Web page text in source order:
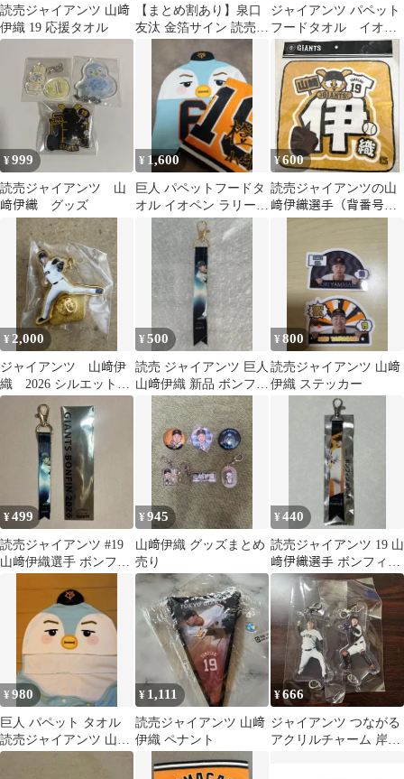
読売ジャイアンツ 山﨑
伊織 19 応援タオル
【まとめ割あり】泉口
友汰 金箔サイン 読売ジ
ジャイアンツ パペット
フードタオル イオペ
ン 山﨑伊織
¥999
読売ジャイアンツ 山
﨑伊織 グッズ
¥ 1,600
巨人 パペットフードタ
オル イオペン ラリータ
オル 読売ジャイアンツ
山﨑伊織
¥600
読売ジャイアンツの山
﨑伊織選手（背番号
19）のミニタオル
¥ 2,000
ジャイアンツ 山﨑伊
織 2026 シルエットピ
ンバッジクラブジャイ
アンツ
¥500
読売 ジャイアンツ 巨人
山﨑伊織 新品 ボンフィ
¥800
読売ジャイアンツ 山﨑
伊織 ステッカー
¥499
読売ジャイアンツ #19
山﨑伊織選手 ボンフィ
¥945
山﨑伊織 グッズまとめ
売り
¥440
読売ジャイアンツ 19 山
﨑伊織選手 ボンフィン
（2024年）
¥980
巨人 パペット タオル
読売ジャイアンツ 山﨑
伊織
¥ 1,111
読売ジャイアンツ 山﨑
伊織 ペナント
¥666
ジャイアンツ つながる
アクリルチャーム 岸田